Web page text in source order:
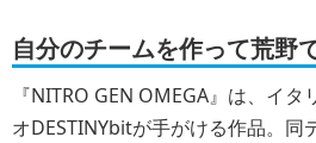
自分のチームを作って荒野
『NITRO GEN OMEGA』は、イ
オDESTINYbitが手がける作品。同